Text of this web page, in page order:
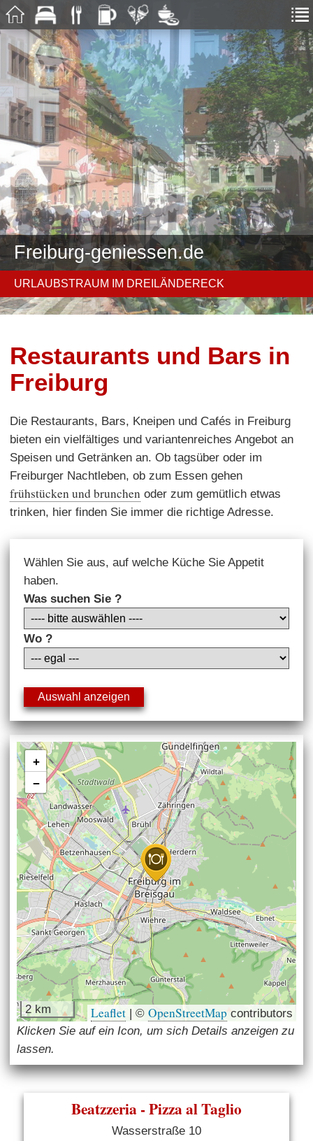
Freiburg-geniessen.de
URLAUBSTRAUM IM DREILÄNDERECK
Restaurants und Bars in
Freiburg
Die Restaurants, Bars, Kneipen und Cafés in Freiburg
bieten ein vielfältiges und variantenreiches Angebot an
Speisen und Getränken an. Ob tagsüber oder im
Freiburger Nachtleben, ob zum Essen gehen
frühstücken und brunchen oder zum gemütlich etwas
trinken, hier finden Sie immer die richtige Adresse.
Wählen Sie aus, auf welche Küche Sie Appetit
haben.
Was suchen Sie ?
Wo ?
+
−
2 km Leaflet | © OpenStreetMapcontributors
Klicken Sie auf ein Icon, um sich Details anzeigen zu
lassen.
Beatzzeria - Pizza al Taglio
Wasserstraße 10